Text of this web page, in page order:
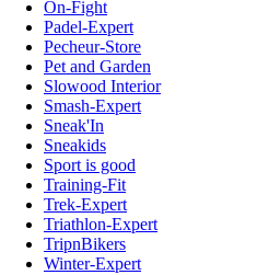
On-Fight
Padel-Expert
Pecheur-Store
Pet and Garden
Slowood Interior
Smash-Expert
Sneak'In
Sneakids
Sport is good
Training-Fit
Trek-Expert
Triathlon-Expert
TripnBikers
Winter-Expert